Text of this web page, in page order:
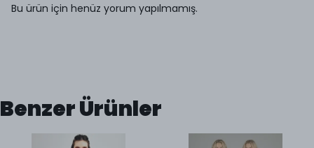
Bu ürün için henüz yorum yapılmamış.
Benzer Ürünler